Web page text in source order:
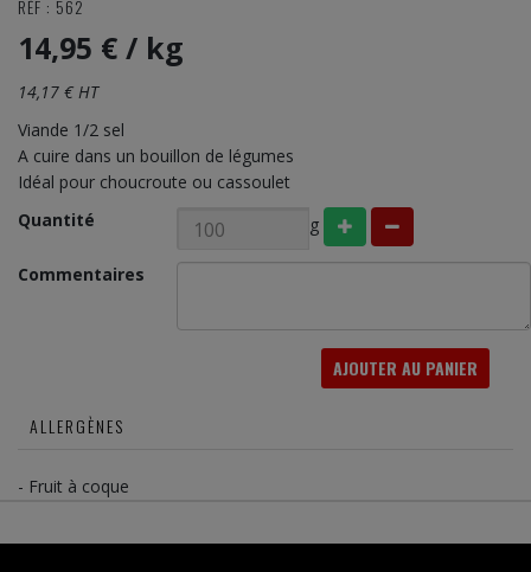
RÉF : 562
14,95 € / kg
14,17 € HT
Viande 1/2 sel
A cuire dans un bouillon de légumes
Idéal pour choucroute ou cassoulet
Quantité
g
Commentaires
AJOUTER AU PANIER
ALLERGÈNES
- Fruit à coque